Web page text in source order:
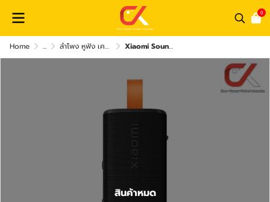
0
Home ... ลำโพง หูฟัง เครื่องเสียง และ อุปกรณ์เสริม Xiaomi Sound Outdoor 30W ลำโพงบลูทูธ
สินค้าหมด